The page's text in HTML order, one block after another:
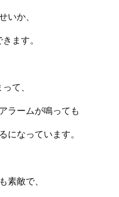
いか、
ます。
て、
ラームが鳴っても
になっています。
素敵で、